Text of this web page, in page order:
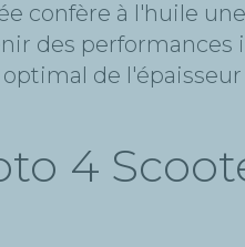
confère à l'huile
des performances
de
4